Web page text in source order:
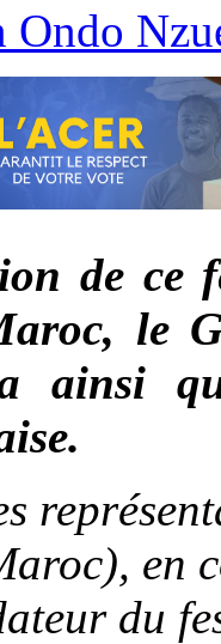
de ce
le
ainsi
en
du